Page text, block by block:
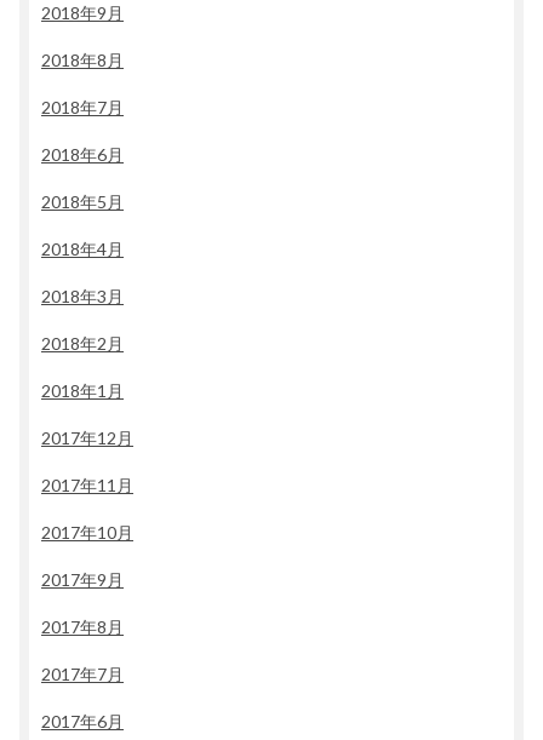
2018年9月
2018年8月
2018年7月
2018年6月
2018年5月
2018年4月
2018年3月
2018年2月
2018年1月
2017年12月
2017年11月
2017年10月
2017年9月
2017年8月
2017年7月
2017年6月